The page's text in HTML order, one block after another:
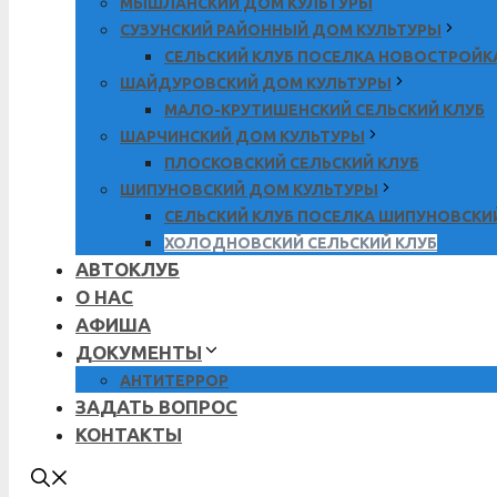
СУЗУНСКИЙ РАЙОННЫЙ ДОМ КУЛЬТУРЫ
СЕЛЬСКИЙ КЛУБ ПОСЕЛКА
ШАЙДУРОВСКИЙ ДОМ КУЛЬТУРЫ
МАЛО-КРУТИШЕНСКИЙ СЕЛЬСКИЙ КЛУБ
ШАРЧИНСКИЙ ДОМ КУЛЬТУРЫ
ПЛОСКОВСКИЙ СЕЛЬСКИЙ КЛУБ
ШИПУНОВСКИЙ ДОМ КУЛЬТУРЫ
СЕЛЬСКИЙ КЛУБ ПОСЕЛКА
ХОЛОДНОВСКИЙ СЕЛЬСКИЙ КЛУБ
АВТОКЛУБ
О НАС
АФИША
ДОКУМЕНТЫ
АНТИТЕРРОР
ЗАДАТЬ ВОПРОС
КОНТАКТЫ